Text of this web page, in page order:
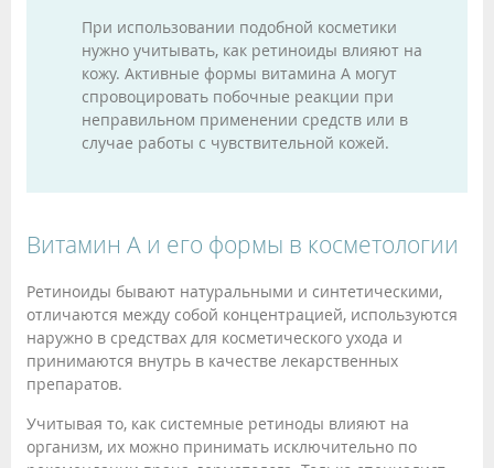
При использовании подобной косметики
нужно учитывать, как ретиноиды влияют на
кожу. Активные формы витамина A могут
спровоцировать побочные реакции при
неправильном применении средств или в
случае работы с чувствительной кожей.
Витамин A и его формы в косметологии
Ретиноиды бывают натуральными и синтетическими,
отличаются между собой концентрацией, используются
наружно в средствах для косметического ухода и
принимаются внутрь в качестве лекарственных
препаратов.
Учитывая то, как системные ретиноды влияют на
организм, их можно принимать исключительно по